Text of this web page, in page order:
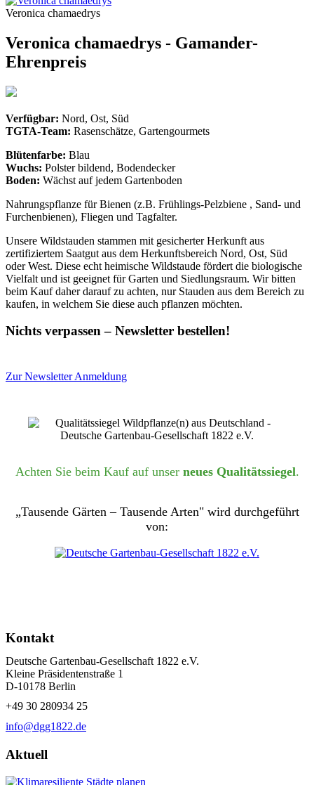
Veronica chamaedrys
Veronica chamaedrys - Gamander-
Ehrenpreis
Verfügbar: Nord, Ost, Süd
TGTA-Team: Rasenschätze, Gartengourmets
Blütenfarbe: Blau
Wuchs: Polster bildend, Bodendecker
Boden: Wächst auf jedem Gartenboden
Nahrungspflanze für Bienen (z.B. Frühlings-Pelzbiene , Sand- und
Furchenbienen), Fliegen und Tagfalter.
Unsere Wildstauden stammen mit gesicherter Herkunft aus
zertifiziertem Saatgut aus dem Herkunftsbereich Nord, Ost, Süd
oder West. Diese echt heimische Wildstaude fördert die biologische
Vielfalt und ist geeignet für Garten und Siedlungsraum. Wir bitten
beim Kauf daher darauf zu achten, nur Stauden aus dem Bereich zu
kaufen, in welchem Sie diese auch pflanzen möchten.
Nichts verpassen – Newsletter bestellen!
Zur Newsletter Anmeldung
Achten Sie beim Kauf auf unser neues Qualitätssiegel.
„Tausende Gärten – Tausende Arten" wird durchgeführt
von:
Kontakt
Deutsche Gartenbau-Gesellschaft 1822 e.V.
Kleine Präsidentenstraße 1
D-10178 Berlin
+49 30 280934 25
info@dgg1822.de
Aktuell